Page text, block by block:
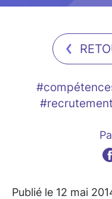
#recrutement
Publié le 12 mai